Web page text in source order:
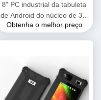
8" PC industrial da tabuleta
de Android do núcleo de 3G
4G LTE MTK6765 Octa com
Obtenha o melhor preço